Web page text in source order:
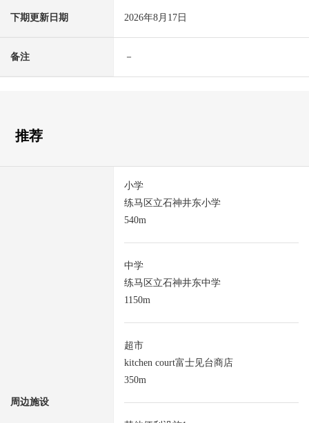
下期更新日期 2026年8月17日
备注 －
推荐
周边施设
小学
练马区立石神井东小学
540m
中学
练马区立石神井东中学
1150m
超市
kitchen court富士见台商店
350m